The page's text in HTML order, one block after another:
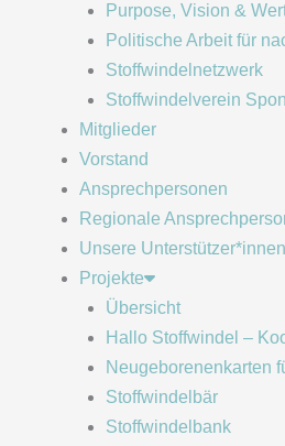
Purpose, Vision &
Politische Arbeit für
Stoffwindelnetzwerk
Stoffwindelverein
Mitglieder
Vorstand
Ansprechpersonen
Regionale
Unsere Unterstützer*innen
Projekte
Übersicht
Hallo Stoffwindel –
Neugeborenenkarten
Stoffwindelbär
Stoffwindelbank